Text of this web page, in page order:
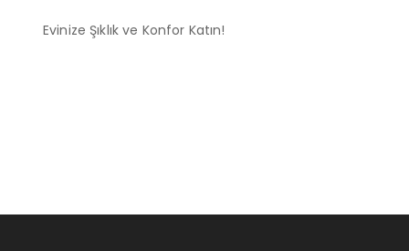
Evinize Şıklık ve Konfor Katın!